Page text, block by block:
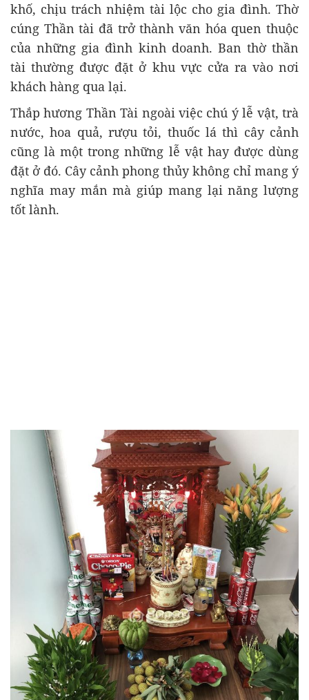
khố, chịu trách nhiệm tài lộc cho gia đình. Thờ
cúng Thần tài đã trở thành văn hóa quen thuộc
của những gia đình kinh doanh. Ban thờ thần
tài thường được đặt ở khu vực cửa ra vào nơi
khách hàng qua lại.
Thắp hương Thần Tài ngoài việc chú ý lễ vật, trà
nước, hoa quả, rượu tỏi, thuốc lá thì cây cảnh
cũng là một trong những lễ vật hay được dùng
đặt ở đó. Cây cảnh phong thủy không chỉ mang ý
nghĩa may mắn mà giúp mang lại năng lượng
tốt lành.